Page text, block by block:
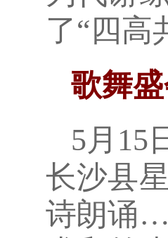
了“四高
歌舞
5月15
长沙县
诗朗诵